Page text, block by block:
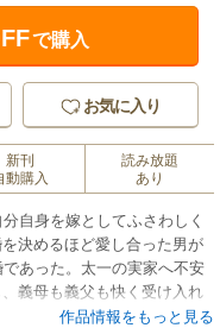
で購入
お気に入り
新刊
動購入
読み放題
あり
自身を嫁としてふさわしく
決めるほど愛し合った男が
あった。太一の実家へ不安
義母も義父も快く受け入れ
るいやらしい視線だけであ
作品情報をもっと見る